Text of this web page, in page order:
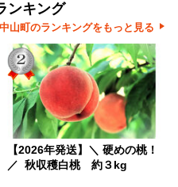
ンキング
山町のランキングをもっと見る
【2026年発送】＼ 硬めの桃！
／ 秋収穫白桃 約３kg